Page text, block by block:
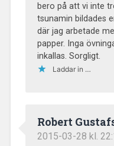
bero på att vi inte
tsunamin bildades
där jag arbetade
papper. Inga
inkallas. Sorgligt.
Laddar in …
Robert
2015-03-28 kl.